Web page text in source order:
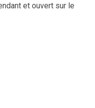
et ouvert sur le